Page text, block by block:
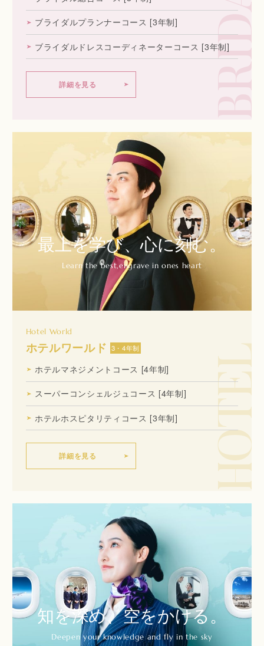
BRIDAL
ブライダルプランナーコース [3年制]
ブライダルドレス コーディネーターコース [3年制]
詳細を見る
最上を学び、心に刻む。
Learn the best,engrave in ones heart
HOTEL
Hotel World
ホテルワールド 3・4年制
ホテルマネジメントコース [4年制]
スーパーコンシェルジュコース [4年制]
ホテルホスピタリティコース [3年制]
詳細を見る
知を深め、空をかける。
Deepen your knowledge and fly in the sky